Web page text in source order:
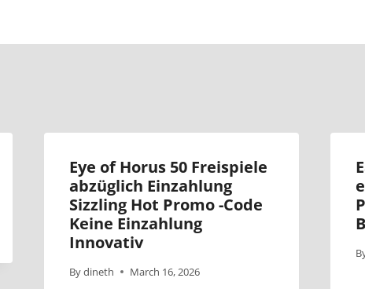
Eye of Horus 50 Freispiele
abzüglich Einzahlung
Sizzling Hot Promo -Code
Keine Einzahlung
Innovativ
Bydineth March 16, 2026